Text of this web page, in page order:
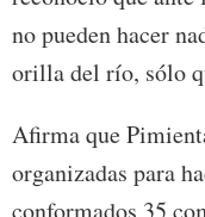
no pueden hacer
orilla del río, sólo
Afirma que
organizadas para
conformados 35